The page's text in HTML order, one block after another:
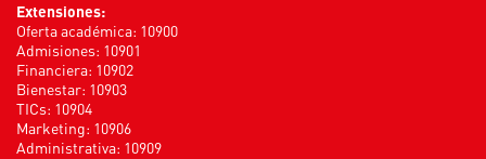
Extensiones:
Oferta académica: 10900
Admisiones: 10901
Financiera: 10902
Bienestar: 10903
TICs: 10904
Marketing: 10906
Administrativa: 10909